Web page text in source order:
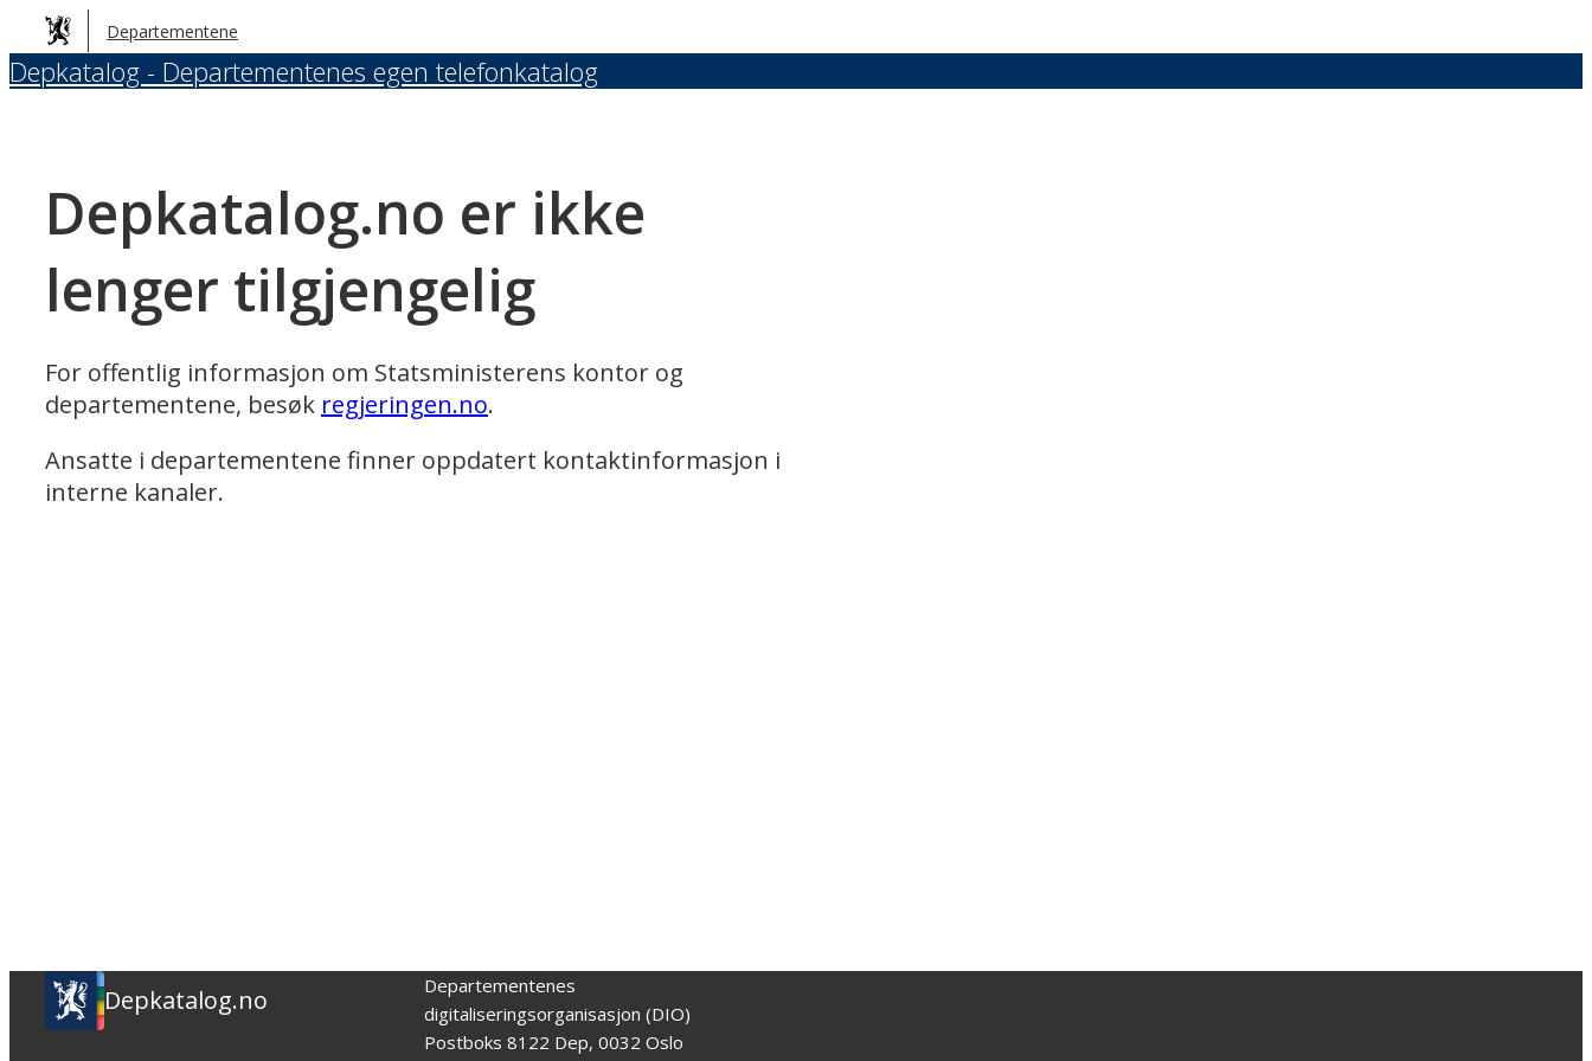
Hopp
til
hovedinnhold
Departementene
Depkatalog - Departementenes egen telefonkatalog
Depkatalog.no er ikke
lenger tilgjengelig
For offentlig informasjon om Statsministerens kontor og
departementene, besøk regjeringen.no.
Ansatte i departementene finner oppdatert kontaktinformasjon i
interne kanaler.
Depkatalog.no
Departementenes
digitaliseringsorganisasjon (DIO)
Postboks 8122 Dep, 0032 Oslo